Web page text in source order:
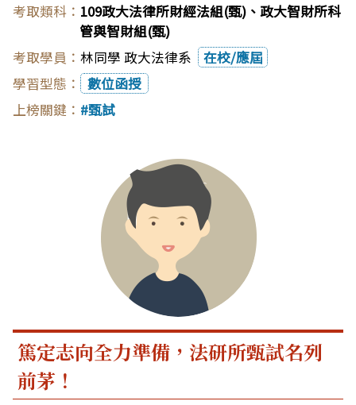
109政大法律所財經法組(甄)、政大智財所科
管與智財組(甄)
林同學 政大法律系
在校/應屆
數位函授
甄試
篤定志向全力準備，法研所甄試名列
前茅！